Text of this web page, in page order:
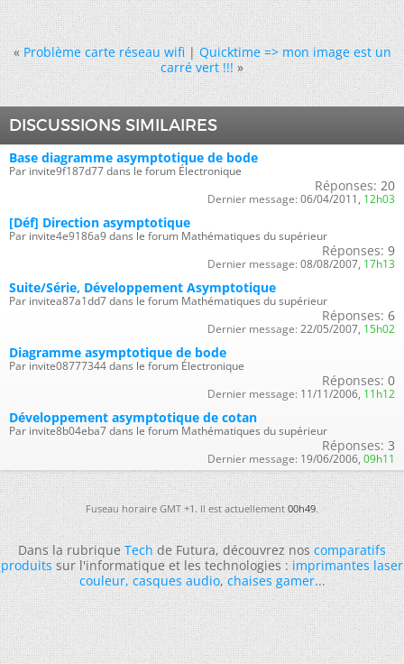
« Problème carte réseau wifi|Quicktime => mon image est un
carré vert !!! »
DISCUSSIONS SIMILAIRES
Base diagramme asymptotique de bode
Par invite9f187d77 dans le forum Électronique
Réponses: 20
Dernier message: 06/04/2011, 12h03
[Déf] Direction asymptotique
Par invite4e9186a9 dans le forum Mathématiques du supérieur
Réponses: 9
Dernier message: 08/08/2007, 17h13
Suite/Série, Développement Asymptotique
Par invitea87a1dd7 dans le forum Mathématiques du supérieur
Réponses: 6
Dernier message: 22/05/2007, 15h02
Diagramme asymptotique de bode
Par invite08777344 dans le forum Électronique
Réponses: 0
Dernier message: 11/11/2006, 11h12
Développement asymptotique de cotan
Par invite8b04eba7 dans le forum Mathématiques du supérieur
Réponses: 3
Dernier message: 19/06/2006, 09h11
Fuseau horaire GMT +1. Il est actuellement00h49.
Dans la rubriqueTechde Futura, découvrez noscomparatifs
produitssur l'informatique et les technologies :imprimantes laser
couleur,casques audio,chaises gamer...